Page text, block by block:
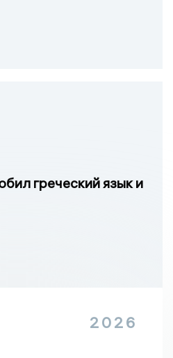
греческий язык и
2026